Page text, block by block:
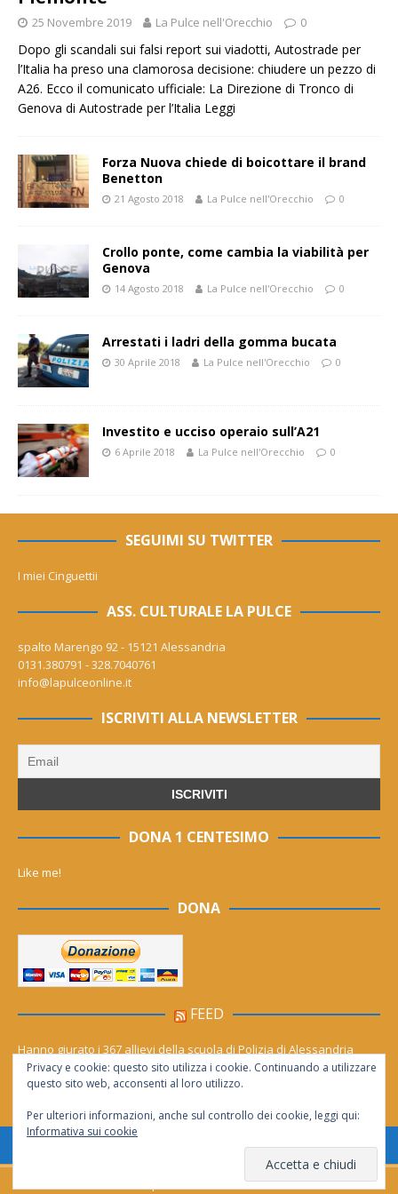
25 Novembre 2019 La Pulce nell'Orecchio 0
Dopo gli scandali sui falsi report sui viadotti, Autostrade per
l’Italia ha preso una clamorosa decisione: chiudere un pezzo di
A26. Ecco il comunicato ufficiale: La Direzione di Tronco di
Genova di Autostrade per l’Italia Leggi
Forza Nuova chiede di boicottare il brand
Benetton
21 Agosto 2018 La Pulce nell'Orecchio 0
Crollo ponte, come cambia la viabilità per
Genova
14 Agosto 2018 La Pulce nell'Orecchio 0
Arrestati i ladri della gomma bucata
30 Aprile 2018 La Pulce nell'Orecchio 0
Investito e ucciso operaio sull’A21
6 Aprile 2018 La Pulce nell'Orecchio 0
SEGUIMI SU TWITTER
I miei Cinguettii
ASS. CULTURALE LA PULCE
spalto Marengo 92 - 15121 Alessandria
0131.380791 - 328.7040761
info@lapulceonline.it
ISCRIVITI ALLA NEWSLETTER
DONA 1 CENTESIMO
Like me!
DONA
FEED
Hanno giurato i 367 allievi della scuola di Polizia di Alessandria
Cinema (gratis) sotto le stelle per tutto agosto. Il calendario dei film
Consentita la riproduzione solo se citata la fonte
Privacy e cookie: questo sito utilizza i cookie. Continuando a utilizzare
questo sito web, acconsenti al loro utilizzo.
Per ulteriori informazioni, anche sul controllo dei cookie, leggi qui:
Informativa sui cookie